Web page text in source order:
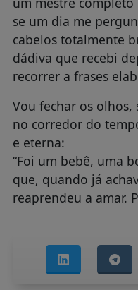
se um dia me
cabelos totalmente
dádiva que recebi
recorrer a frases
Vou fechar os
no corredor do
e eterna:
“Foi um bebê, uma
que, quando já
reaprendeu a amar.